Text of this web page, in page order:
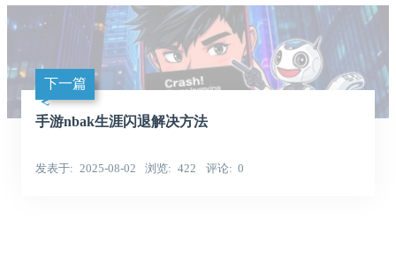
下一篇
手游nbak生涯闪退解决方法
发表于 2025-08-02 浏览 422 评论 0